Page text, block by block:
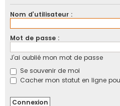
Nom d’utilisateur :
Mot de passe :
J’ai oublié mon mot de passe
Se souvenir de moi
Cacher mon statut en ligne